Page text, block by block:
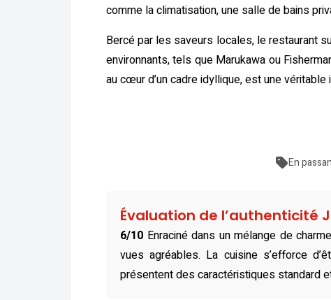
comme la climatisation, une salle de bains
Bercé par les saveurs locales, le restaurant
environnants, tels que Marukawa ou
au cœur d’un cadre idyllique, est une
En
Évaluation de l’authenticité
6/10 Enraciné dans un mélange de
vues agréables. La cuisine s’efforce
présentent des caractéristiques standard